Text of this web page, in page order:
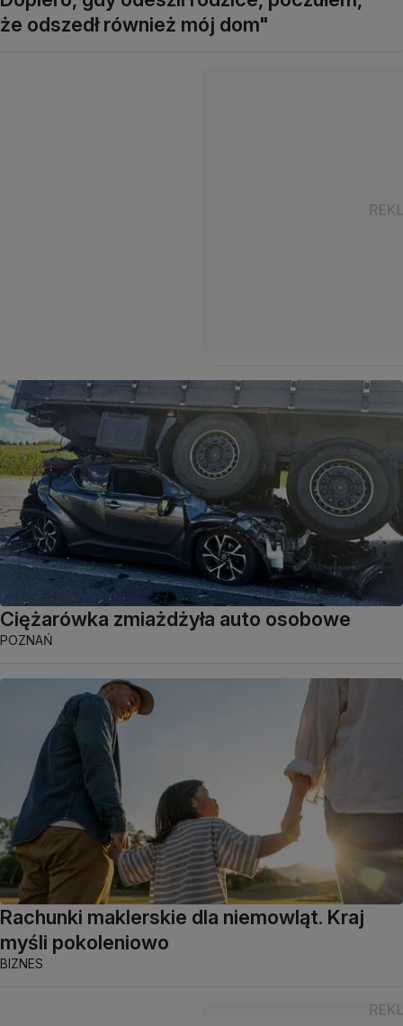
że odszedł również mój dom"
Ciężarówka zmiażdżyła auto osobowe
POZNAŃ
Rachunki maklerskie dla niemowląt. Kraj
myśli pokoleniowo
BIZNES